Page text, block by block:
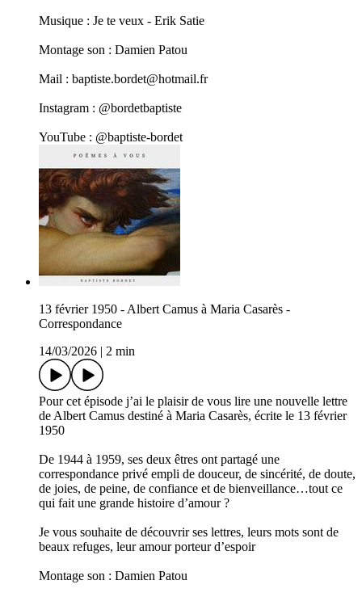
Musique : Je te veux - Erik Satie
Montage son : Damien Patou
Mail : baptiste.bordet@hotmail.fr
Instagram : @bordetbaptiste
YouTube : @baptiste-bordet
13 février 1950 - Albert Camus à Maria Casarès -
Correspondance
14/03/2026
2 min
Pour cet épisode j’ai le plaisir de vous lire une nouvelle lettre
de Albert Camus destiné à Maria Casarès, écrite le 13 février
1950
De 1944 à 1959, ses deux êtres ont partagé une
correspondance privé empli de douceur, de sincérité, de doute,
de joies, de peine, de confiance et de bienveillance…tout ce
qui fait une grande histoire d’amour ?
Je vous souhaite de découvrir ses lettres, leurs mots sont de
beaux refuges, leur amour porteur d’espoir
Montage son : Damien Patou